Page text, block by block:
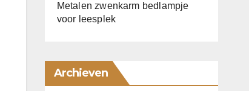
Metalen zwenkarm bedlampje
voor leesplek
Archieven